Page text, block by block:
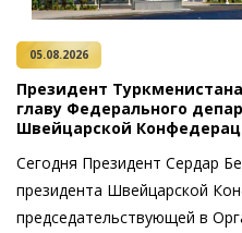
05.08.2026
Президент
главу Федерального
Швейцарской
Сегодня Президент Сердар
президента Швейцарской
председательствующей в